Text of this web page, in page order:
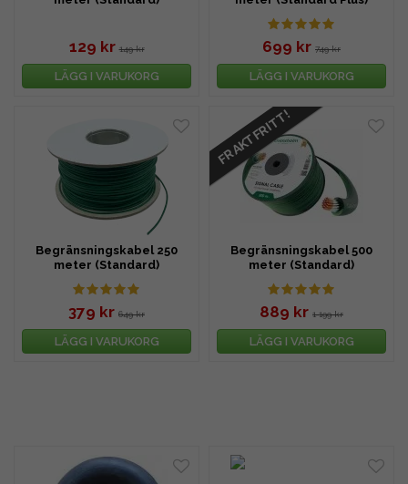
129 kr 149 kr
LÄGG I VARUKORG
699 kr 749 kr
LÄGG I VARUKORG
Begränsningskabel 250
meter (Standard)
379 kr 649 kr
LÄGG I VARUKORG
FRAKTFRITT!
Begränsningskabel 500
meter (Standard)
889 kr 1 199 kr
LÄGG I VARUKORG